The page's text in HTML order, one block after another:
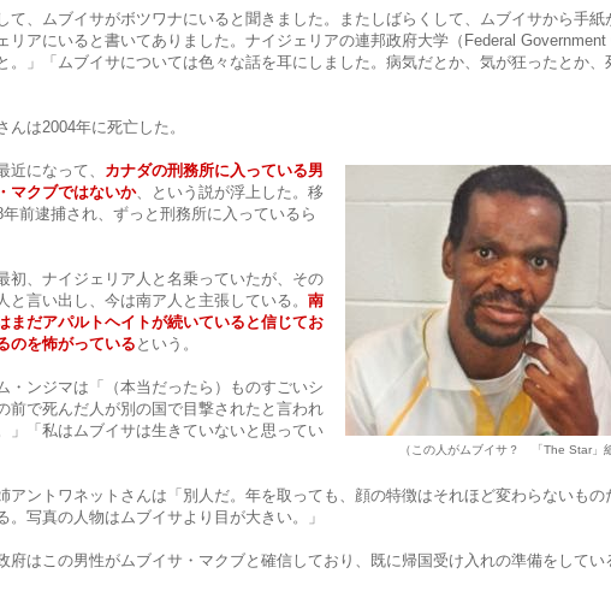
て、ムブイサがボツワナにいると聞きました。またしばらくして、ムブイサから手紙
リアにいると書いてありました。ナイジェリアの連邦政府大学（Federal Government
。」「ムブイサについては色々な話を耳にしました。病気だとか、気が狂ったとか、
んは2004年に死亡した。
（この人がムブイサ？ 「The Star」
近になって、 カナダの刑務所に入っている男
マクブではないか、という説が浮上した。移
前逮捕され、ずっと刑務所に入っているら
初、ナイジェリア人と名乗っていたが、その
と言い出し、今は南ア人と主張している。 南
まだアパルトヘイトが続いていると信じてお
のを怖がっているという。
・ンジマは「（本当だったら）ものすごいシ
前で死んだ人が別の国で目撃されたと言われ
」「私はムブイサは生きていないと思ってい
アントワネットさんは「別人だ。年を取っても、顔の特徴はそれほど変わらないもの
。写真の人物はムブイサより目が大きい。」
府はこの男性がムブイサ・マクブと確信しており、既に帰国受け入れの準備をしてい